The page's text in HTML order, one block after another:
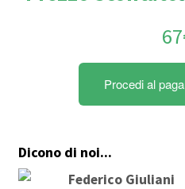
Procedi al
Dicono di noi...
Federico Giuliani